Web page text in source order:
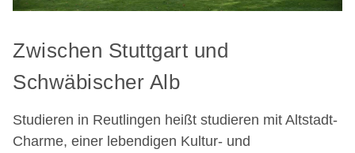
Zwischen Stuttgart und
Schwäbischer Alb
Studieren in Reutlingen heißt studieren mit Altstadt-
Charme, einer lebendigen Kultur- und